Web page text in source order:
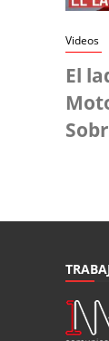
Videos
El